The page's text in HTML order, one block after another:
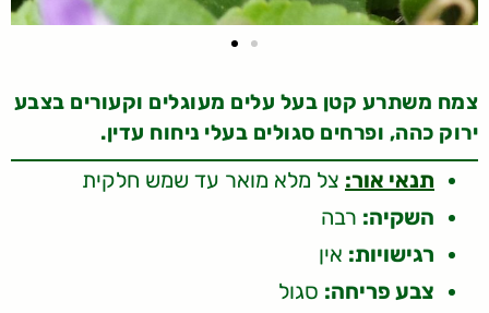
צמח משתרע קטן בעל עלים מעוגלים וקעורים בצבע
ירוק כהה, ופרחים סגולים בעלי ניחוח עדין.
תנאי אור: צל מלא מואר עד שמש חלקית
השקיה: רבה
רגישויות: אין
צבע פריחה: סגול